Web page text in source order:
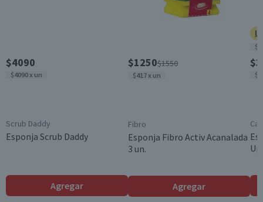
$4090
$4090 x un
Scrub Daddy
Esponja Scrub Daddy
Agregar
$1250$1550
$417 x un
Fibro
Esponja Fibro Activ Acanalada
3 un.
Agregar